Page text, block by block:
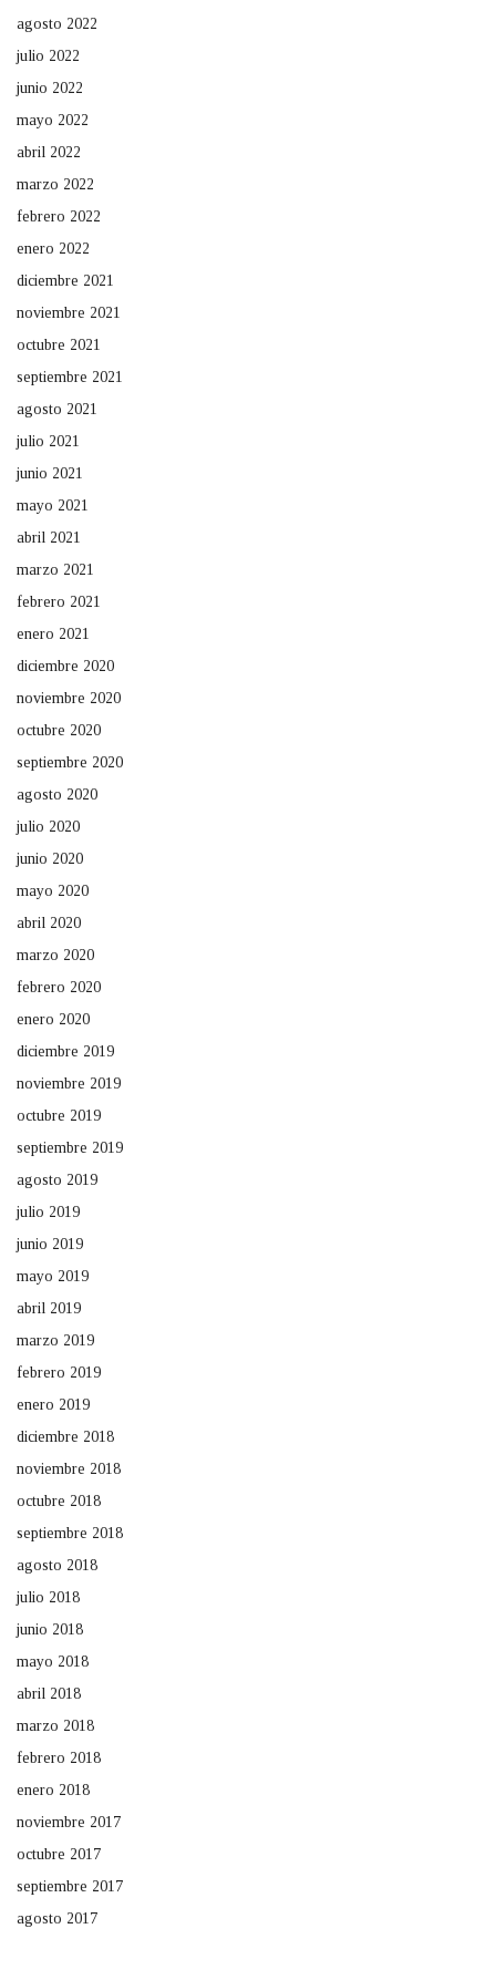
agosto 2022
julio 2022
junio 2022
mayo 2022
abril 2022
marzo 2022
febrero 2022
enero 2022
diciembre 2021
noviembre 2021
octubre 2021
septiembre 2021
agosto 2021
julio 2021
junio 2021
mayo 2021
abril 2021
marzo 2021
febrero 2021
enero 2021
diciembre 2020
noviembre 2020
octubre 2020
septiembre 2020
agosto 2020
julio 2020
junio 2020
mayo 2020
abril 2020
marzo 2020
febrero 2020
enero 2020
diciembre 2019
noviembre 2019
octubre 2019
septiembre 2019
agosto 2019
julio 2019
junio 2019
mayo 2019
abril 2019
marzo 2019
febrero 2019
enero 2019
diciembre 2018
noviembre 2018
octubre 2018
septiembre 2018
agosto 2018
julio 2018
junio 2018
mayo 2018
abril 2018
marzo 2018
febrero 2018
enero 2018
noviembre 2017
octubre 2017
septiembre 2017
agosto 2017